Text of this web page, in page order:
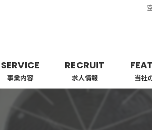
SERVICE
事業内容
RECRUIT
求人情報 当社